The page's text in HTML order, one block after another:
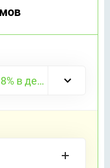
Ezaem (Езаем) 15000, 0.8% в день